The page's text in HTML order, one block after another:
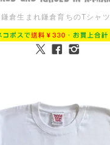
鎌倉生まれ鎌倉育ちのTシャツ